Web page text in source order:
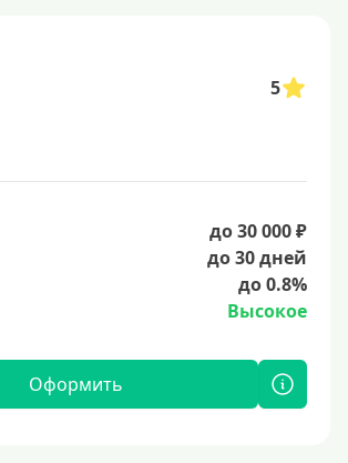
5
до 30 000 ₽
до 30 дней
до 0.8%
Высокое
Оформить